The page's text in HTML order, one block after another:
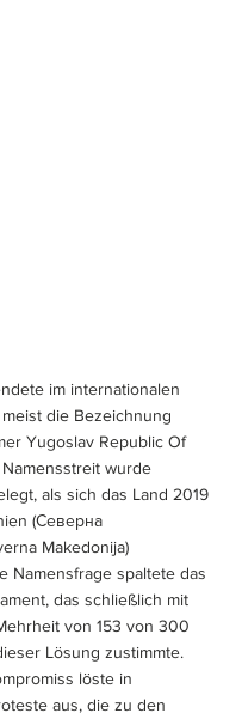
im internationalen
die Bezeichnung
Yugoslav Republic Of
wurde
als sich das Land 2019
(Северна
Makedonija)
Namensfrage spaltete das
das schließlich mit
von 153 von 300
Lösung zustimmte.
löste in
aus, die zu den